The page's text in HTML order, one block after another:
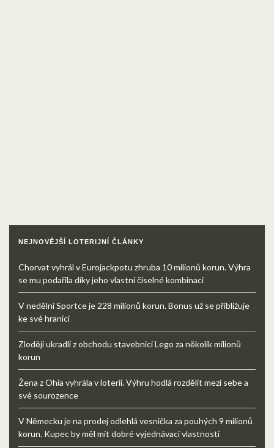
NEJNOVĚJŠÍ LOTERIJNÍ ČLÁNKY
Chorvat vyhrál v Eurojackpotu zhruba 10 milionů korun. Výhra
se mu podařila díky jeho vlastní číselné kombinaci
V nedělní Sportce je 228 milionů korun. Bonus už se přibližuje
ke své hranici
Zloději ukradli z obchodu stavebnici Lego za několik milionů
korun
Žena z Ohia vyhrála v loterii. Výhru hodlá rozdělit mezi sebe a
své sourozence
V Německu je na prodej odlehlá vesnička za pouhých 9 milionů
korun. Kupec by měl mít dobré vyjednávací vlastnosti